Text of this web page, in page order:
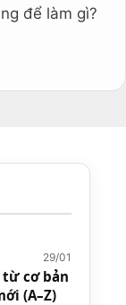
để làm gì?
29/01
từ cơ bản
(A–Z)